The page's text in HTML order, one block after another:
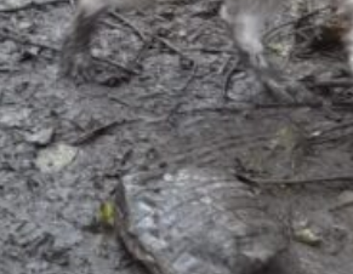
SiN-Sportteam
Downloads & Formulare
Vom Notfellchen zum Happy Sammy
Regenbogenbrücke
Jetzt spenden
Pflegestelle
Patenschaften
Flugpate
SiN Notfellchen
Überlegungen vor der Adoption
Vermittlungsablauf
Der Samojede
Parasitäre Erkrankungen